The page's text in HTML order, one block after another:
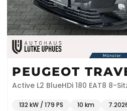
PEUGEOT
Active L2 BlueHDi 180 EAT8 8-
132 kW / 179 PS 10 km